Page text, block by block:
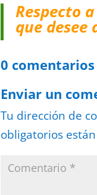
Respecto
que
0 comentarios
Enviar un
Tu dirección de
obligatorios